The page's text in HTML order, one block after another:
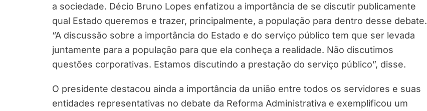
a sociedade. Décio Bruno Lopes enfatizou a importância de se discutir publicamente
qual Estado queremos e trazer, principalmente, a população para dentro desse debate.
“A discussão sobre a importância do Estado e do serviço público tem que ser levada
juntamente para a população para que ela conheça a realidade. Não discutimos
questões corporativas. Estamos discutindo a prestação do serviço público”, disse.
O presidente destacou ainda a importância da união entre todos os servidores e suas
entidades representativas no debate da Reforma Administrativa e exemplificou um